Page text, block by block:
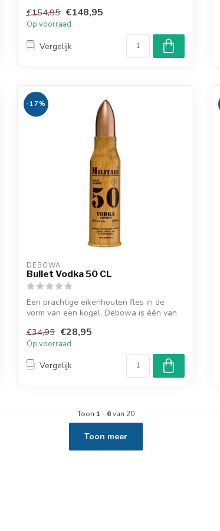
€154,95 €148,95
Op voorraad
Vergelijk
-17%
DEBOWA
Bullet Vodka 50 CL
Een prachtige eikenhouten fles in de
vorm van een kogel. Debowa is één van
€34,95 €28,95
Op voorraad
Vergelijk
Toon 1- 6van 20
Toon meer